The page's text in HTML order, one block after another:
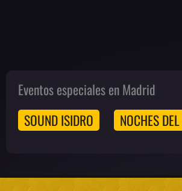
Eventos especiales en Madrid
SOUND ISIDRO
NOCHES